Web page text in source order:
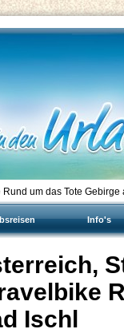
um das Tote Gebirge
Info's
Ischl